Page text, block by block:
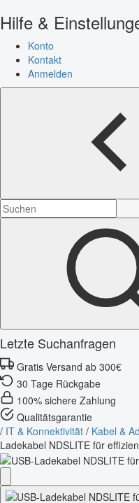
Hilfe &
Konto
Kontakt
Anmelden
Letzte Suchanfragen
Gratis Versand ab 300€
30 Tage Rückgabe
100% sichere Zahlung
Qualitätsgarantie
/ IT & Konnektivität / Kabel &
Ladekabel NDSLITE für